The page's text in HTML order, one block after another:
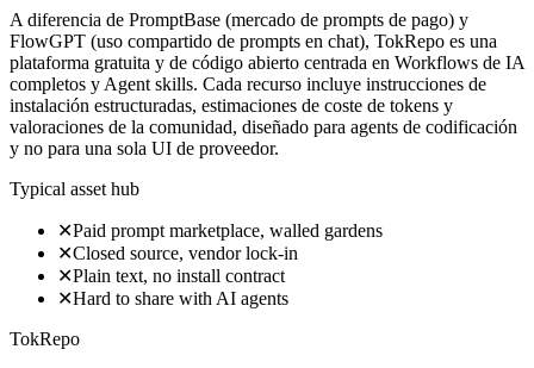
A diferencia de PromptBase (mercado de prompts de pago) y
FlowGPT (uso compartido de prompts en chat), TokRepo es una
plataforma gratuita y de código abierto centrada en Workflows de IA
completos y Agent skills. Cada recurso incluye instrucciones de
instalación estructuradas, estimaciones de coste de tokens y
valoraciones de la comunidad, diseñado para agents de codificación
y no para una sola UI de proveedor.
Typical asset hub
✕Paid prompt marketplace, walled gardens
✕Closed source, vendor lock-in
✕Plain text, no install contract
✕Hard to share with AI agents
TokRepo